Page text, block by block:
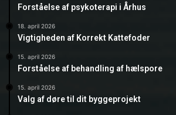
Forståelse af psykoterapi i Århus
18. april 2026
Vigtigheden af Korrekt Kattefoder
15. april 2026
Forståelse af behandling af hælspore
15. april 2026
Valg af døre til dit byggeprojekt